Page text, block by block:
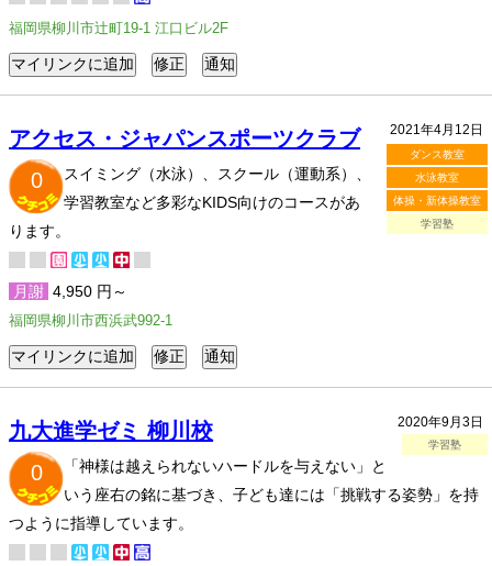
福岡県柳川市辻町19-1 江口ビル2F
2021年4月12日
ダンス教室
水泳教室
体操・新体操教室
学習塾
アクセス・ジャパンスポーツクラブ
0
スイミング（水泳）、スクール（運動系）、
学習教室など多彩なKIDS向けのコースがあ
ります。
月謝 4,950 円～
福岡県柳川市西浜武992-1
2020年9月3日
学習塾
九大進学ゼミ 柳川校
0
「神様は越えられないハードルを与えない」と
いう座右の銘に基づき、子ども達には「挑戦する姿勢」を持
つように指導しています。